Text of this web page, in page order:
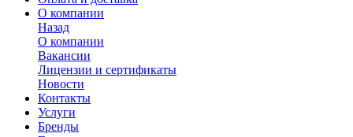
О компании
Назад
О компании
Вакансии
Лицензии и сертификаты
Новости
Контакты
Услуги
Бренды